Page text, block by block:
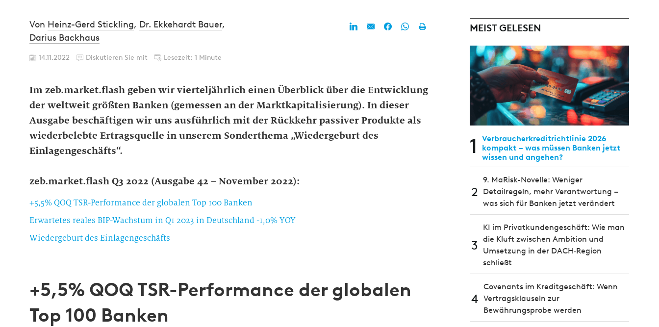
Von Heinz-Gerd Stickling, Dr. Ekkehardt Bauer,
Darius Backhaus
14.11.2022 Diskutieren Sie mit Lesezeit: 1 Minute
Im zeb.market.flash geben wir vierteljährlich einen Überblick über die Entwicklung
der weltweit größten Banken (gemessen an der Marktkapitalisierung). In dieser
Ausgabe beschäftigen wir uns ausführlich mit der Rückkehr passiver Produkte als
wiederbelebte Ertragsquelle in unserem Sonderthema „Wiedergeburt des
Einlagengeschäfts“.
zeb.market.flash Q3 2022 (Ausgabe 42 – November 2022):
+5,5% QOQ TSR-Performance der globalen Top 100 Banken
Erwartetes reales BIP-Wachstum in Q1 2023 in Deutschland -1,0% YOY
Wiedergeburt des Einlagengeschäfts
+5,5% QOQ TSR-Performance der globalen
Top 100 Banken
MEIST GELESEN
1
Verbraucherkreditrichtlinie 2026
kompakt – was müssen Banken jetzt
wissen und angehen?
2
9. MaRisk-Novelle: Weniger
Detailregeln, mehr Verantwortung –
was sich für Banken jetzt verändert
3
KI im Privatkundengeschäft: Wie man
die Kluft zwischen Ambition und
Umsetzung in der DACH‑Region
schließt
4
Covenants im Kreditgeschäft: Wenn
Vertragsklauseln zur
Bewährungsprobe werden